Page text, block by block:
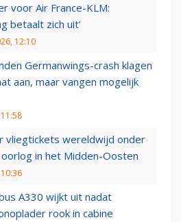
voor Air France-KLM:
betaalt zich uit’
12:10
Germanwings-crash klagen
aan, maar vangen mogelijk
vliegtickets wereldwijd onder
in het Midden-Oosten
A330 wijkt uit nadat
rook in cabine